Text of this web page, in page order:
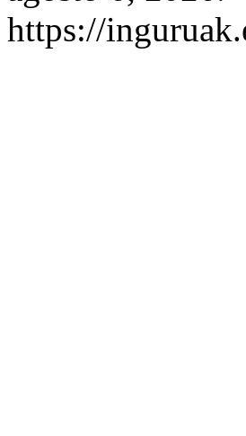
https://